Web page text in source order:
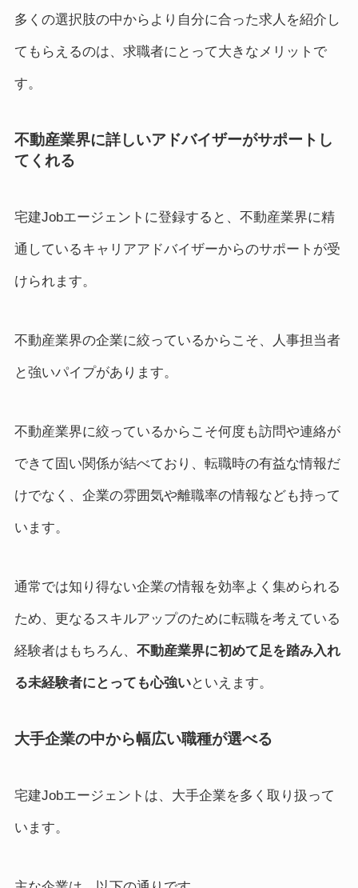
多くの選択肢の中からより自分に合った求人を紹介し
てもらえるのは、求職者にとって大きなメリットで
す。
不動産業界に詳しいアドバイザーがサポートし
てくれる
宅建Jobエージェントに登録すると、不動産業界に精
通しているキャリアアドバイザーからのサポートが受
けられます。
不動産業界の企業に絞っているからこそ、人事担当者
と強いパイプがあります。
不動産業界に絞っているからこそ何度も訪問や連絡が
できて固い関係が結べており、転職時の有益な情報だ
けでなく、企業の雰囲気や離職率の情報なども持って
います。
通常では知り得ない企業の情報を効率よく集められる
ため、更なるスキルアップのために転職を考えている
経験者はもちろん、 不動産業界に初めて足を踏み入れ
る未経験者にとっても心強いといえます。
大手企業の中から幅広い職種が選べる
宅建Jobエージェントは、大手企業を多く取り扱って
います。